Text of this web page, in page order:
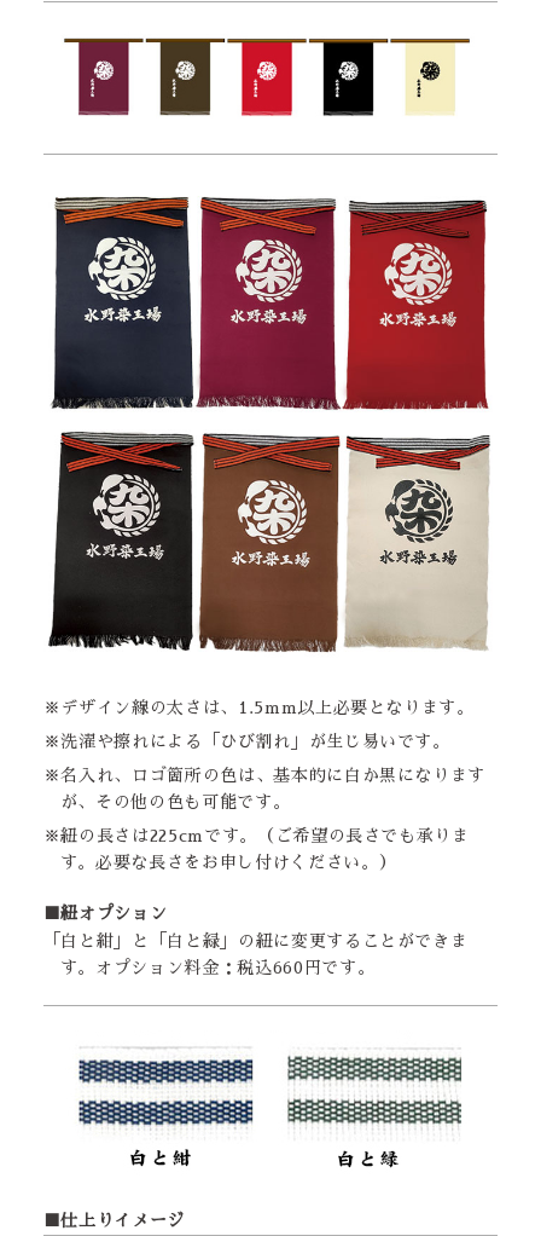
※デザイン線の太さは、1.5mm以上必要となります。
※洗濯や擦れによる「ひび割れ」が生じ易いです。
※名入れ、ロゴ箇所の色は、基本的に白か黒になります
が、その他の色も可能です。
※紐の長さは225cmです。（ご希望の長さでも承りま
す。必要な長さをお申し付けください。）
■紐オプション
「白と紺」と「白と緑」の紐に変更することができま
す。オプション料金：税込660円です。
■仕上りイメージ